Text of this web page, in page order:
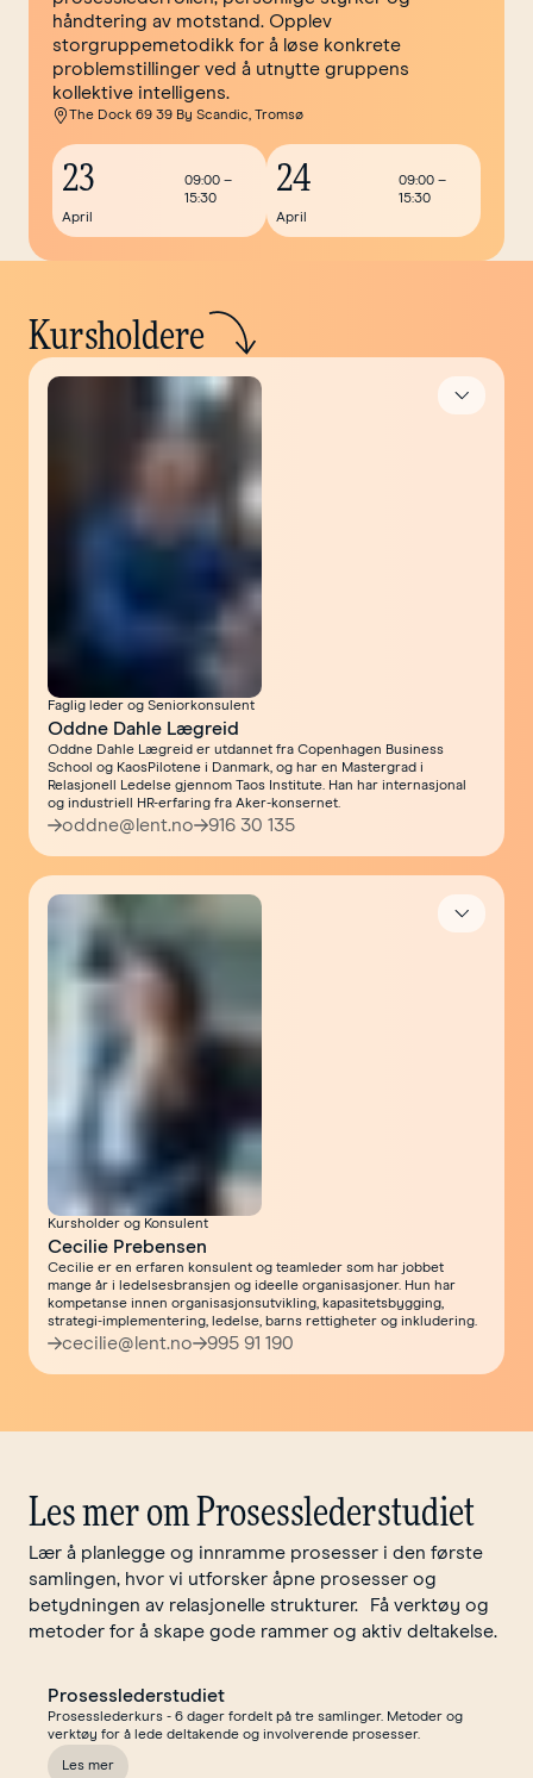
håndtering av motstand. Opplev
storgruppemetodikk for å løse konkrete
problemstillinger ved å utnytte gruppens
kollektive intelligens.
The Dock 69 39 By Scandic, Tromsø
23
April
09:00 –
15:30
24
April
09:00 –
15:30
Kursholdere
Faglig leder og Seniorkonsulent
Åpne
Oddne Dahle Lægreid
Oddne Dahle Lægreid er utdannet fra Copenhagen Business
School og KaosPilotene i Danmark, og har en Mastergrad i
Relasjonell Ledelse gjennom Taos Institute. Han har internasjonal
og industriell HR-erfaring fra Aker-konsernet.
oddne@lent.no 916 30 135
Kursholder og Konsulent
Åpne
Cecilie Prebensen
Cecilie er en erfaren konsulent og teamleder som har jobbet
mange år i ledelsesbransjen og ideelle organisasjoner. Hun har
kompetanse innen organisasjonsutvikling, kapasitetsbygging,
strategi-implementering, ledelse, barns rettigheter og inkludering.
cecilie@lent.no 995 91 190
Les mer om Prosesslederstudiet
Lær å planlegge og innramme prosesser i den første
samlingen, hvor vi utforsker åpne prosesser og
betydningen av relasjonelle strukturer. Få verktøy og
metoder for å skape gode rammer og aktiv deltakelse.
Prosesslederstudiet
Prosesslederkurs - 6 dager fordelt på tre samlinger. Metoder og
verktøy for å lede deltakende og involverende prosesser.
Les mer
om Prosesslederstudiet